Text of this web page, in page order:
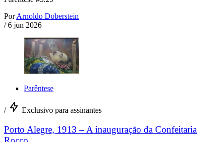
Por Arnoldo Doberstein
/ 6 jun 2026
Parêntese
/ Exclusivo para assinantes
Porto Alegre, 1913 – A inauguração da Confeitaria